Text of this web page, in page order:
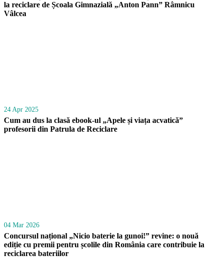
la reciclare de Școala Gimnazială „Anton Pann” Râmnicu
Vâlcea
24 Apr 2025
Cum au dus la clasă ebook-ul „Apele și viața acvatică”
profesorii din Patrula de Reciclare
04 Mar 2026
Concursul național „Nicio baterie la gunoi!” revine: o nouă
ediție cu premii pentru școlile din România care contribuie la
reciclarea bateriilor